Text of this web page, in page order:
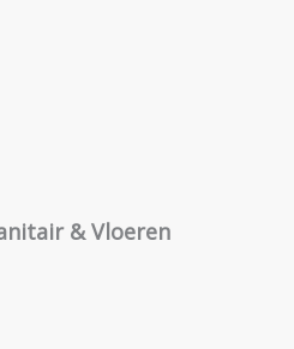
& Vloeren